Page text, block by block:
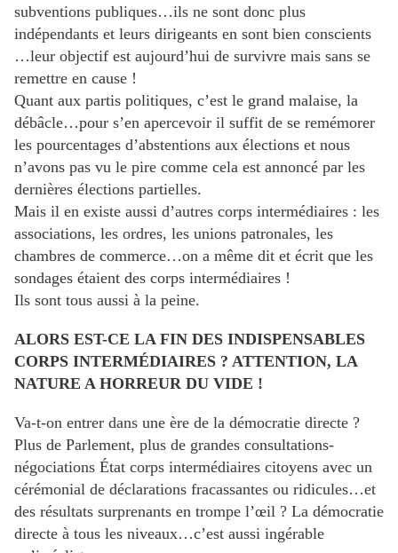
subventions publiques…ils ne sont donc plus
indépendants et leurs dirigeants en sont bien conscients
…leur objectif est aujourd’hui de survivre mais sans se
remettre en cause !
Quant aux partis politiques, c’est le grand malaise, la
débâcle…pour s’en apercevoir il suffit de se remémorer
les pourcentages d’abstentions aux élections et nous
n’avons pas vu le pire comme cela est annoncé par les
dernières élections partielles.
Mais il en existe aussi d’autres corps intermédiaires : les
associations, les ordres, les unions patronales, les
chambres de commerce…on a même dit et écrit que les
sondages étaient des corps intermédiaires !
Ils sont tous aussi à la peine.
ALORS EST-CE LA FIN DES INDISPENSABLES
CORPS INTERMÉDIAIRES ? ATTENTION, LA
NATURE A HORREUR DU VIDE !
Va-t-on entrer dans une ère de la démocratie directe ?
Plus de Parlement, plus de grandes consultations-
négociations État corps intermédiaires citoyens avec un
cérémonial de déclarations fracassantes ou ridicules…et
des résultats surprenants en trompe l’œil ? La démocratie
directe à tous les niveaux…c’est aussi ingérable